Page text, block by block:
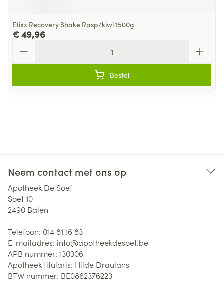
Etixx Recovery Shake Rasp/kiwi 1500g
€ 49,96
Bestel
Neem contact met ons op
Apotheek De Soef
Soef 10
2490 Balen
Telefoon: 014 81 16 83
E-mailadres: info@apotheekdesoef.be
APB nummer: 130306
Apotheek titularis: Hilde Draulans
BTW nummer: BE0862376223